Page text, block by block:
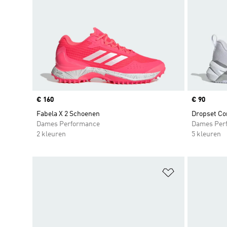
Price
€ 160
Fabela X 2 Schoenen
Dames Performance
2 kleuren
Price
€ 90
Dropset
Dames
5 kleuren